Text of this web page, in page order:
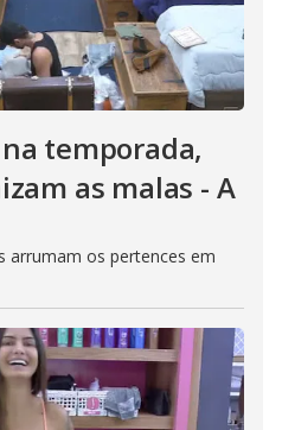
temporada,
as malas - A
arrumam os pertences em